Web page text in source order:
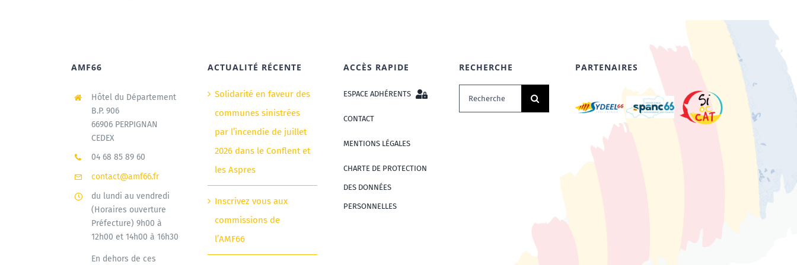
AMF66
Hôtel du Département
B.P. 906
66906 PERPIGNAN
CEDEX
04 68 85 89 60
contact@amf66.fr
du lundi au vendredi
(Horaires ouverture
Préfecture) 9h00 à
12h00 et 14h00 à 16h30
En dehors de ces
ACTUALITÉ RÉCENTE
Solidarité en faveur des
communes sinistrées
par l’incendie de juillet
2026 dans le Conflent et
les Aspres
Inscrivez vous aux
commissions de
l’AMF66
ACCÈS RAPIDE
ESPACE ADHÉRENTS
CONTACT
MENTIONS LÉGALES
CHARTE DE PROTECTION
DES DONNÉES
PERSONNELLES
RECHERCHE
Rechercher:
PARTENAIRES